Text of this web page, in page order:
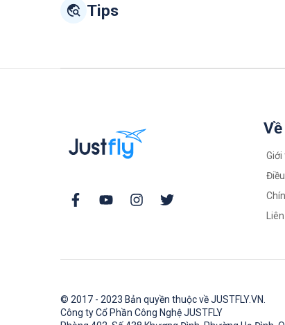
Tips
© 2017 - 2023 Bản quyền thuộc về JUSTFLY.VN.
Công ty Cổ Phần Công Nghệ JUSTFLY